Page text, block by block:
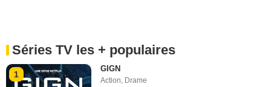
Séries TV les + populaires
1
GIGN
Action, Drame